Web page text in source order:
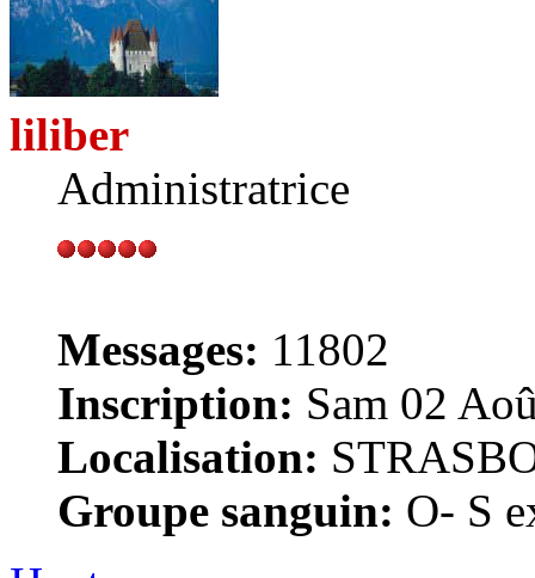
liliber
Administratrice
Messages: 11802
Inscription: Sam 02
Localisation:
Groupe sanguin: O- S